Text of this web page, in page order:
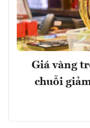
Giá vàng
chuỗi